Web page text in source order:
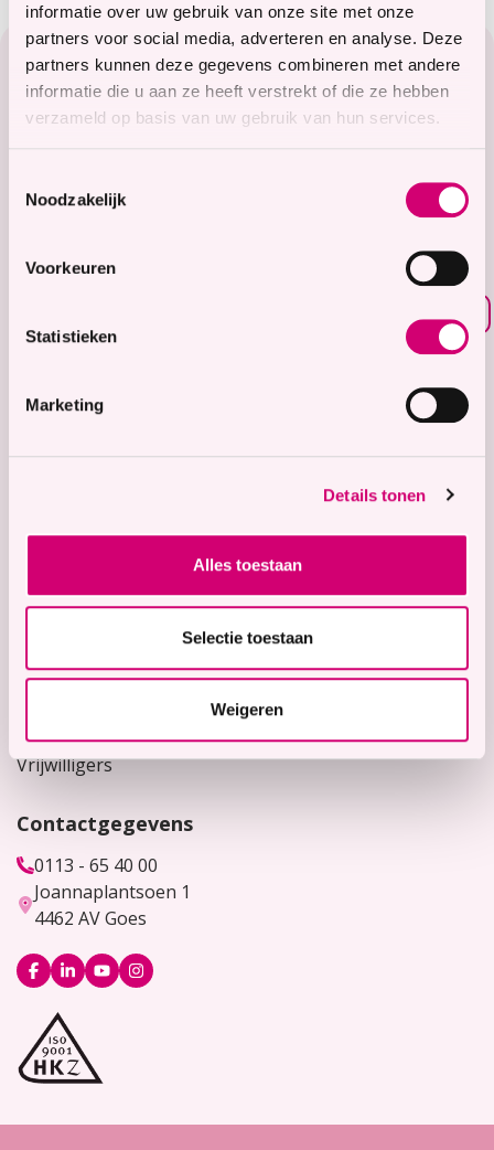
informatie over uw gebruik van onze site met onze
partners voor social media, adverteren en analyse. Deze
partners kunnen deze gegevens combineren met andere
informatie die u aan ze heeft verstrekt of die ze hebben
verzameld op basis van uw gebruik van hun services.
Noodzakelijk
Voorkeuren
Statistieken
Marketing
Details tonen
Alles toestaan
Selectie toestaan
Weigeren
Footer
Zorg in het Zeeuwse hart
Tijdelijke zorg
Bekijk onze 9 locaties
Snel naar
Bekijk hier onze vacatures
Vrijwilligers
Contactgegevens
0113 - 65 40 00
Joannaplantsoen 1
4462 AV Goes
Logo
Facebook
Logo
LinkedIn
LogoLogo